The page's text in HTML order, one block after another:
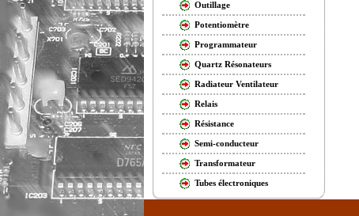
Outillage
Potentiomètre
Programmateur
Quartz Résonateurs
Radiateur Ventilateur
Relais
Résistance
Semi-conducteur
Transformateur
Tubes électroniques